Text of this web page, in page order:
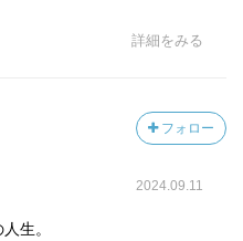
詳細をみる
フォロー
2024.09.11
生。